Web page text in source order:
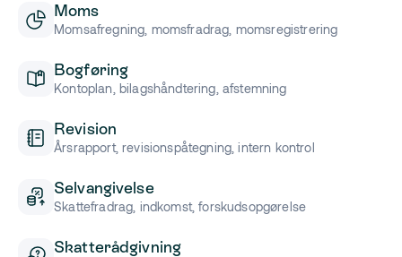
Moms
Momsafregning, momsfradrag, momsregistrering
Bogføring
Kontoplan, bilagshåndtering, afstemning
Revision
Årsrapport, revisionspåtegning, intern kontrol
Selvangivelse
Skattefradrag, indkomst, forskudsopgørelse
Skatterådgivning